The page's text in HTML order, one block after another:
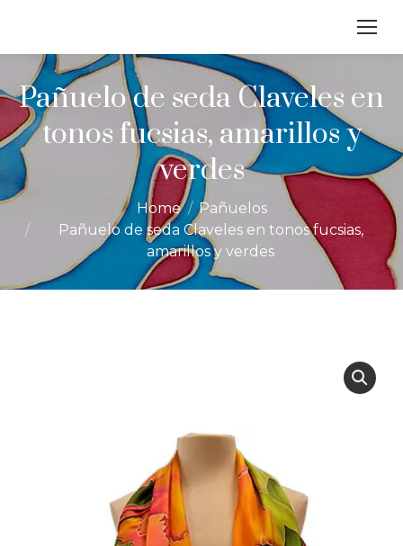
Pañuelo de seda Claveles en
tonos fucsias, amarillos y
verdes
You are here: Home
Pañuelos
Pañuelo de seda Claveles en tonos fucsias,
amarillos y verdes